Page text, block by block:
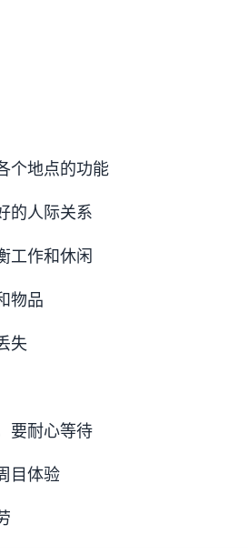
个地点的功能
的人际关系
工作和休闲
物品
失
要耐心等待
目体验